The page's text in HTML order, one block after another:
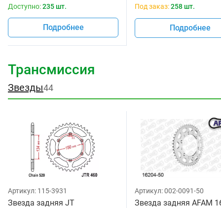
Доступно:235 шт.
Подробнее
Под заказ:258 шт.
Подробнее
Трансмиссия
Звезды44
Артикул: 115-3931
Звезда задняя JT
Артикул:002-0091-50
Звезда задняя AFAM